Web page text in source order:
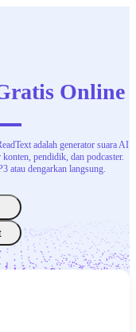
Online
adalah generator suara AI
pendidik, dan podcaster.
atau dengarkan langsung.